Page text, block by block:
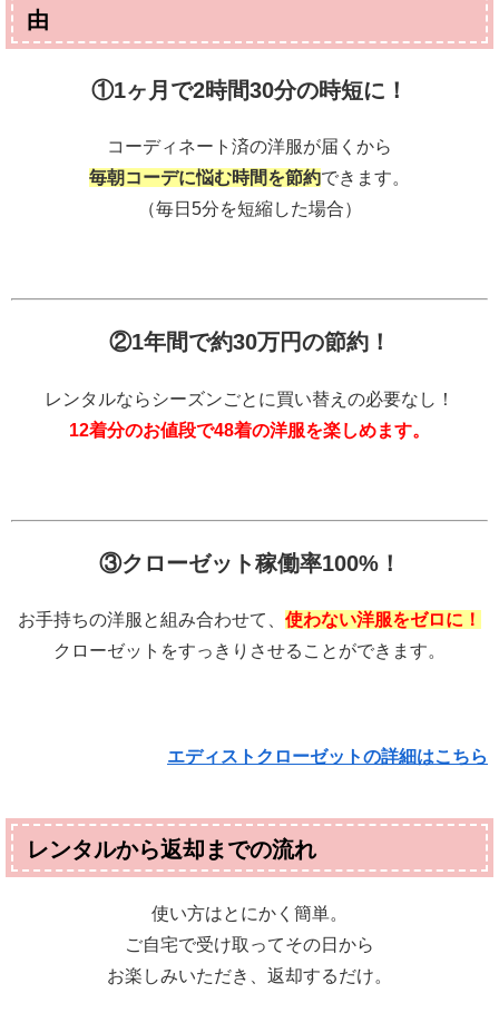
由
①1ヶ月で2時間30分の時短に！
コーディネート済の洋服が届くから
毎朝コーデに悩む時間を節約できます。
（毎日5分を短縮した場合）
②1年間で約30万円の節約！
レンタルならシーズンごとに買い替えの必要なし！
12着分のお値段で48着の洋服を楽しめます。
③クローゼット稼働率100%！
お手持ちの洋服と組み合わせて、 使わない洋服をゼロに！
クローゼットをすっきりさせることができます。
エディストクローゼットの詳細はこちら
レンタルから返却までの流れ
使い方はとにかく簡単。
ご自宅で受け取ってその日から
お楽しみいただき、返却するだけ。